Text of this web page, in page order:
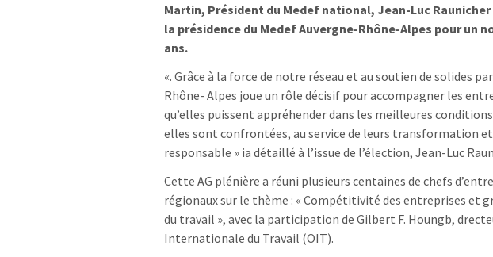
Martin, Président du Medef national, Jean-Luc
la présidence du Medef Auvergne-Rhône-Alpes pour un
ans.
«. Grâce à la force de notre réseau et au soutien de solides
Rhône- Alpes joue un rôle décisif pour accompagner les
qu’elles puissent appréhender dans les meilleures
elles sont confrontées, au service de leurs transformation et
responsable » ia détaillé à l’issue de l’élection, Jean-Luc
Cette AG plénière a réuni plusieurs centaines de chefs
régionaux sur le thème : « Compétitivité des entreprises et
du travail », avec la participation de Gilbert F. Houngb,
Internationale du Travail (OIT).